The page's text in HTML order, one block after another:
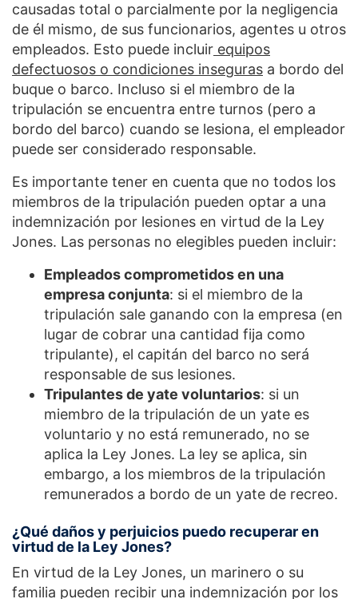
causadas total o parcialmente por la negligencia
de él mismo, de sus funcionarios, agentes u otros
empleados. Esto puede incluir equipos
defectuosos o condiciones inseguras a bordo del
buque o barco. Incluso si el miembro de la
tripulación se encuentra entre turnos (pero a
bordo del barco) cuando se lesiona, el empleador
puede ser considerado responsable.
Es importante tener en cuenta que no todos los
miembros de la tripulación pueden optar a una
indemnización por lesiones en virtud de la Ley
Jones. Las personas no elegibles pueden incluir:
Empleados comprometidos en una
empresa conjunta: si el miembro de la
tripulación sale ganando con la empresa (en
lugar de cobrar una cantidad fija como
tripulante), el capitán del barco no será
responsable de sus lesiones.
Tripulantes de yate voluntarios: si un
miembro de la tripulación de un yate es
voluntario y no está remunerado, no se
aplica la Ley Jones. La ley se aplica, sin
embargo, a los miembros de la tripulación
remunerados a bordo de un yate de recreo.
¿Qué daños y perjuicios puedo recuperar en
virtud de la Ley Jones?
En virtud de la Ley Jones, un marinero o su
familia pueden recibir una indemnización por los